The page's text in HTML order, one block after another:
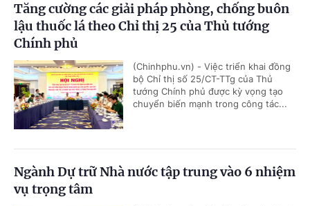
Tăng cường các giải pháp phòng, chống buôn
lậu thuốc lá theo Chỉ thị 25 của Thủ tướng
Chính phủ
(Chinhphu.vn) - Việc triển khai đồng
bộ Chỉ thị số 25/CT-TTg của Thủ
tướng Chính phủ được kỳ vọng tạo
chuyển biến mạnh trong công tác...
Ngành Dự trữ Nhà nước tập trung vào 6 nhiệm
vụ trọng tâm